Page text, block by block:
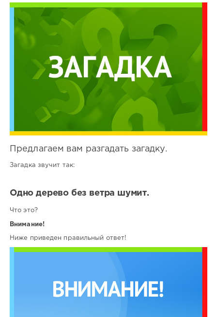
Предлагаем вам разгадать загадку.
Загадка звучит так:
Одно дерево без ветра шумит.
Что это?
Внимание!
Ниже приведен правильный ответ!